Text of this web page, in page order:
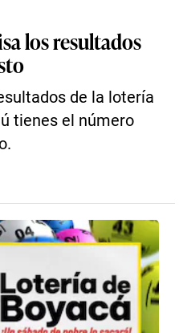
los resultados
de la lotería
tienes el número